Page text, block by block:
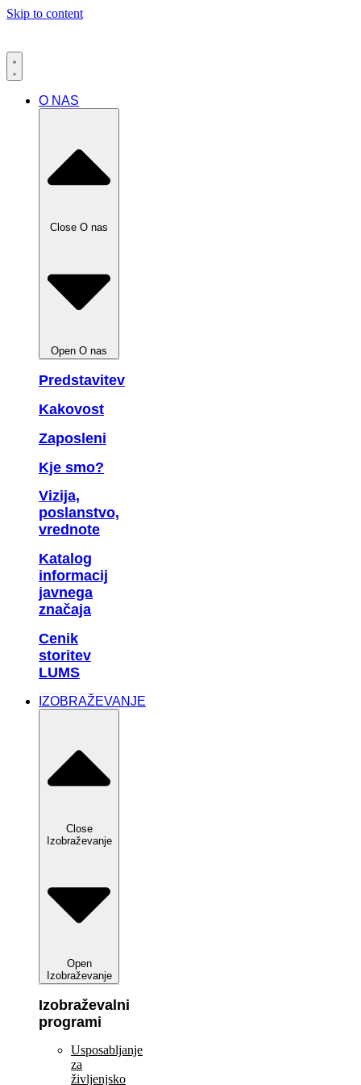
Skip to content
O NAS
Close O nas
Open O nas
Predstavitev
Kakovost
Zaposleni
Kje smo?
Vizija,
poslanstvo,
vrednote
Katalog
informacij
javnega
značaja
Cenik
storitev
LUMS
IZOBRAŽEVANJE
Close
Izobraževanje
Open
Izobraževanje
Izobraževalni
programi
Usposabljanje
za
življenjsko